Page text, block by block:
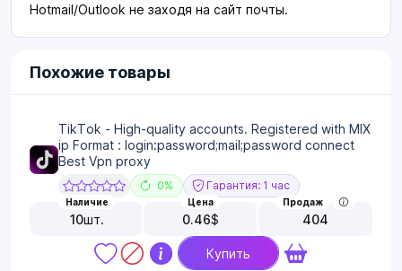
Hotmail/Outlook не заходя на сайт почты.
Похожие товары
TikTok - High-quality accounts. Registered with MIX
ip Format : login:password;mail;password connect
Best Vpn proxy
0% Гарантия: 1 час
Наличие
10шт.
Цена
0.46$
Продаж
404
Купить